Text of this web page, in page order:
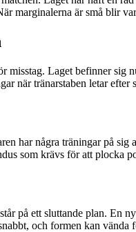
marginalerna är små blir
misstag. Laget befinner sig
när tränarstaben letar efter
har några träningar på
som krävs för att plocka
på ett sluttande plan. En
och formen kan vända